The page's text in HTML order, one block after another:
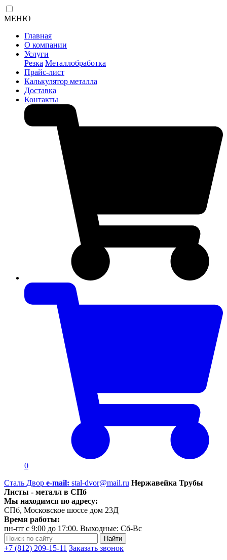
МЕНЮ
Главная
О компании
Услуги
Резка Металлобработка
Прайс-лист
Калькулятор металла
Доставка
Контакты
0
Сталь Двор e-mail: stal-dvor@mail.ru Нержавейка Трубы
Листы - металл в СПб
Мы находимся по адресу:
СПб, Московское шоссе дом 23Д
Время работы:
пн-пт с 9:00 до 17:00. Выходные: Сб-Вс
+7 (812) 209-15-11 Заказать звонок